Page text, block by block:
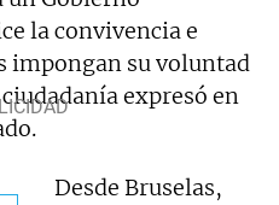
la convivencia e
impongan su voluntad
expresó en
Desde Bruselas,